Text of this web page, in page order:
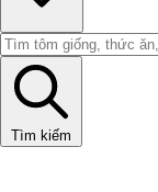
Tìm kiếm